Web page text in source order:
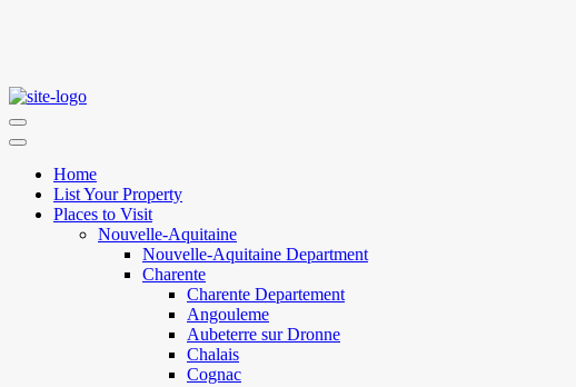
Home
List Your Property
Places to Visit
Nouvelle-Aquitaine
Nouvelle-Aquitaine Department
Charente
Charente Departement
Angouleme
Aubeterre sur Dronne
Chalais
Cognac